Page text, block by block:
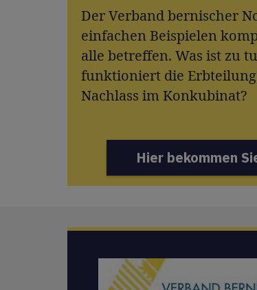
Der Verband bernischer
einfachen Beispielen
alle betreffen. Was ist zu
funktioniert die
Nachlass im Konkubinat?
Hier bekommen